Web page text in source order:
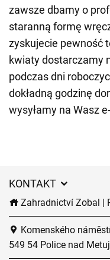
zawsze dbamy o
staranną formę
zyskujecie pewność
kwiaty dostarczamy
podczas dni
dokładną godzinę
wysyłamy na Wasz
KONTAKT
Zahradnictví Zobal |
Komenského
549 54 Police nad